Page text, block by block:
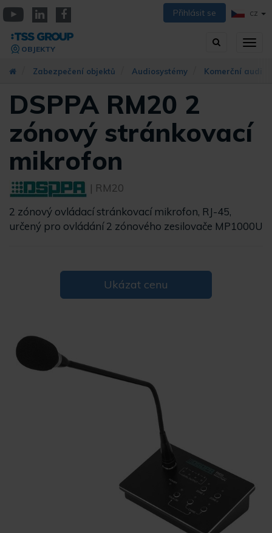
Přejít
k
hlavnímu
obsahu
Přihlásit se CZ
Vyhledávání
OBJEKTY
Zabezpečení objektů Audiosystémy Komerční audio
DSPPA RM20 2
zónový stránkovací
mikrofon
| RM20
2 zónový ovládací stránkovací mikrofon, RJ-45,
určený pro ovládání 2 zónového zesilovače MP1000U
Ukázat cenu